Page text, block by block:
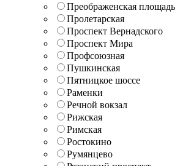
Преображенская площадь
Пролетарская
Проспект Вернадского
Проспект Мира
Профсоюзная
Пушкинская
Пятницкое шоссе
Раменки
Речной вокзал
Рижская
Римская
Ростокино
Румянцево